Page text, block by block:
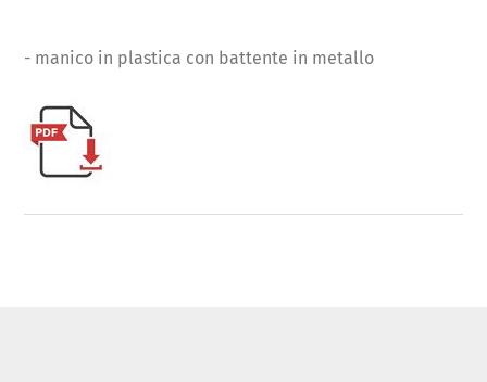
- manico in plastica con battente in metallo